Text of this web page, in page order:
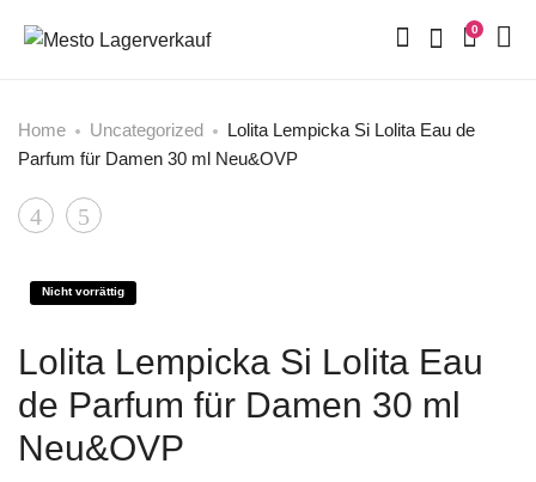
0
Home Uncategorized
Lolita Lempicka Si Lolita Eau de
Parfum für Damen 30 ml Neu&OVP
Product
Lolita
Si
Eau
de
Parfum
für
Lacoste
L.12.12
de
Lacoste
Shower
Gel
Nicht vorrättig
Lolita Lempicka Si Lolita Eau
de Parfum für Damen 30 ml
Neu&OVP